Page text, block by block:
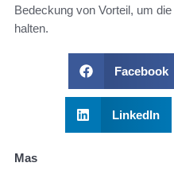
Bedeckung von Vorteil, um
halten.
Facebook
LinkedIn
Mas